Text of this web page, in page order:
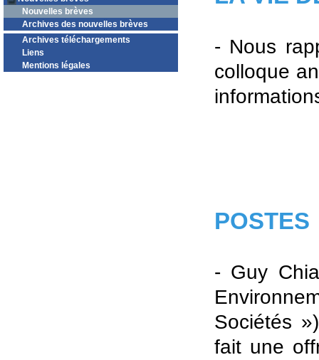
Nouvelles brèves
Archives des nouvelles brèves
Archives téléchargements
Liens
Mentions légales
- Nous
colloque
POSTES
- Guy
Sociétés
fait une